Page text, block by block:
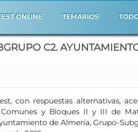
ONLINE TEMARIOS
C2.
con respuestas alternativas,
y Bloques II y III de
de Almería, Grupo-